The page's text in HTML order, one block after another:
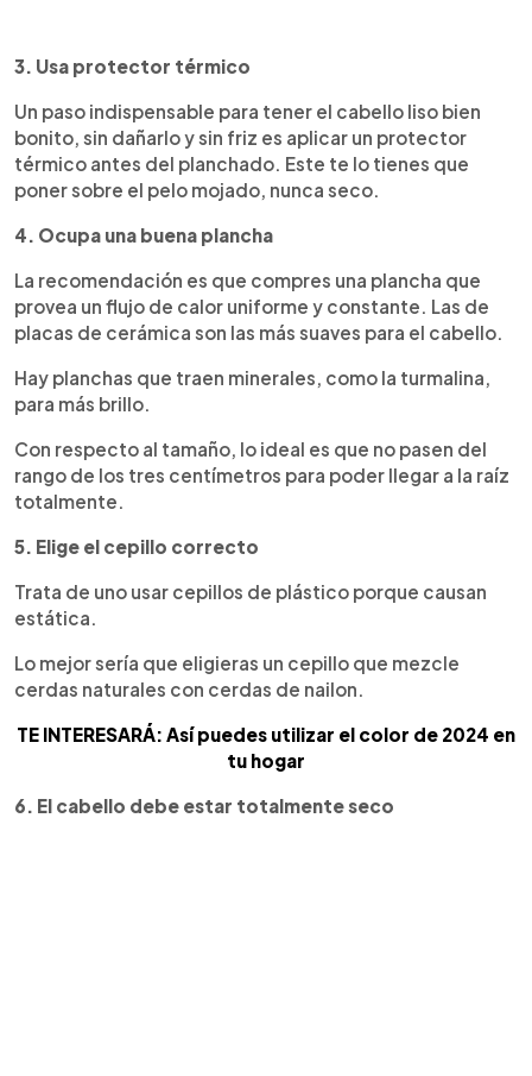
3. Usa protector térmico
Un paso indispensable para tener el cabello liso bien
bonito, sin dañarlo y sin friz es aplicar un protector
térmico antes del planchado. Este te lo tienes que
poner sobre el pelo mojado, nunca seco.
4. Ocupa una buena plancha
La recomendación es que compres una plancha que
provea un flujo de calor uniforme y constante. Las de
placas de cerámica son las más suaves para el cabello.
Hay planchas que traen minerales, como la turmalina,
para más brillo.
Con respecto al tamaño, lo ideal es que no pasen del
rango de los tres centímetros para poder llegar a la raíz
totalmente.
5. Elige el cepillo correcto
Trata de uno usar cepillos de plástico porque causan
estática.
Lo mejor sería que eligieras un cepillo que mezcle
cerdas naturales con cerdas de nailon.
TE INTERESARÁ: Así puedes utilizar el color de 2024 en
tu hogar
6. El cabello debe estar totalmente seco